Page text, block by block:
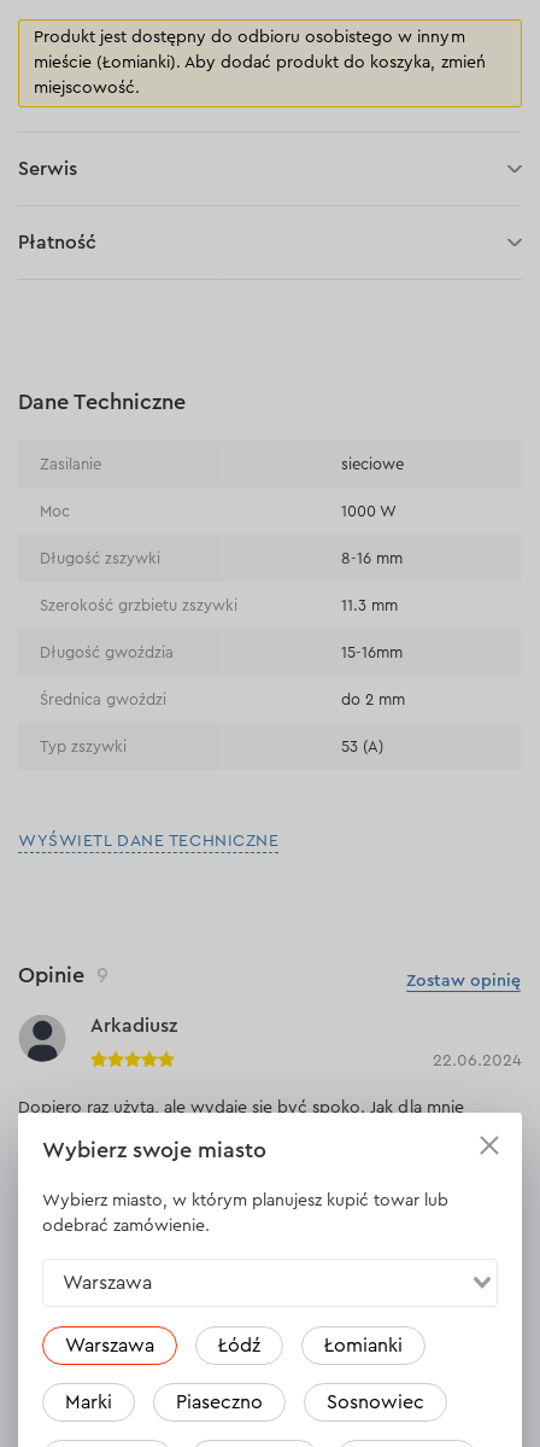
Produkt jest dostępny do odbioru osobistego w innym
mieście (Łomianki). Aby dodać produkt do koszyka, zmień
miejscowość.
Serwis
Płatność
Płatność na rachunek bieżący (przelew tradycyjny)
Dane Techniczne
Zasilanie sieciowe
Moc 1000 W
Długość zszywki 8-16 mm
Szerokość grzbietu zszywki 11.3 mm
Długość gwoździa 15-16mm
Średnica gwoździ do 2 mm
Typ zszywki 53 (А)
WYŚWIETL DANE TECHNICZNE
Zostaw opinię
Opinie 9
Arkadiusz
22.06.2024
Dopiero raz użyta, ale wydaje się być spoko. Jak dla mnie
zszywki lepiej się sprawiają niż gwoździe bo są stabilniejsze w
zasobniku i lepiej dociskane przez sprężynę.
Odpowiedź 1 odpowiedź
Andrzej
Dobre narzędzie, spełnił moje oczekiwania. Dobry stosunek
cena/jakość.
Wybierz swoje miasto
Wybierz miasto, w którym planujesz kupić towar lub
odebrać zamówienie.
Warszawa
Warszawa Łódź Łomianki
Marki Piaseczno Sosnowiec